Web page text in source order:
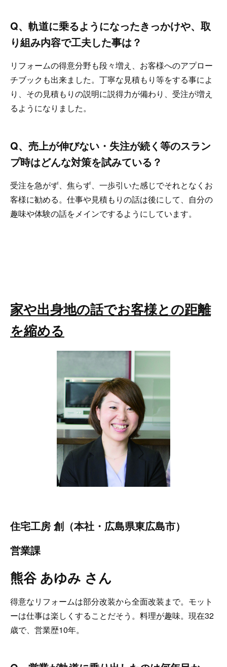
Q、軌道に乗るようになったきっかけや、取
り組み内容で工夫した事は？
リフォームの得意分野も段々増え、お客様へのアプロー
チブックも出来ました。丁寧な見積もり等をする事によ
り、その見積もりの説明に説得力が備わり、受注が増え
るようになりました。
Q、売上が伸びない・失注が続く等のスラン
プ時はどんな対策を試みている？
受注を急がず、焦らず、一歩引いた感じでそれとなくお
客様に勧める。仕事や見積もりの話は後にして、自分の
趣味や体験の話をメインでするようにしています。
家や出身地の話でお客様との距離
を縮める
住宅工房 創（本社・広島県東広島市）
営業課
熊谷 あゆみ さん
得意なリフォームは部分改装から全面改装まで。モット
ーは仕事は楽しくすることだそう。料理が趣味。現在32
歳で、営業歴10年。